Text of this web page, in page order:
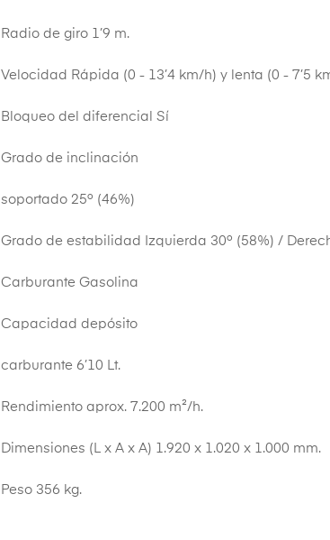
Radio de giro 1’9 m.
Velocidad Rápida (0 - 13’4 km/h) y lenta (0 - 7’5
Bloqueo del diferencial Sí
Grado de inclinación
soportado 25º (46%)
Grado de estabilidad Izquierda 30º (58%) /
Carburante Gasolina
Capacidad depósito
carburante 6’10 Lt.
Rendimiento aprox. 7.200 m²/h.
Dimensiones (L x A x A) 1.920 x 1.020 x 1.000 mm.
Peso 356 kg.